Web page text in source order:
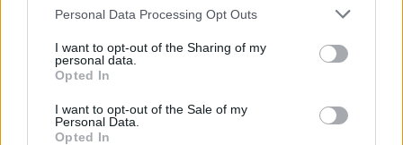
Personal Data Processing Opt Outs
I want to opt-out of the Sharing of my
personal data.
Opted In
I want to opt-out of the Sale of my
Personal Data.
Opted In
✨ Nimikone